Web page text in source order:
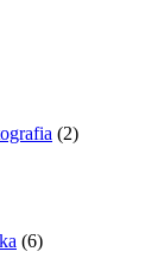
(2)
(6)